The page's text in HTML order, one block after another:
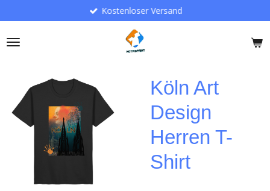
Hauptinhalt
springen
Kostenloser Versand
Köln Art
Design
Herren T-
Shirt